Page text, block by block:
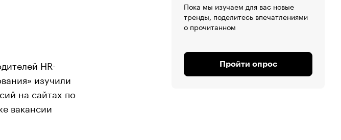
HR-
изучили
на сайтах по
вакансии
Пока мы изучаем для вас новые
тренды, поделитесь впечатлениями
о прочитанном
Пройти опрос